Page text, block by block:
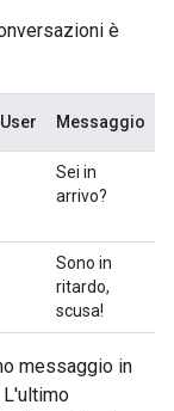
è
Messaggio
Sei in
arrivo?
Sono in
ritardo,
scusa!
messaggio in
L'ultimo